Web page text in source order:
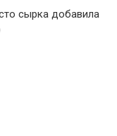
сырка добавила